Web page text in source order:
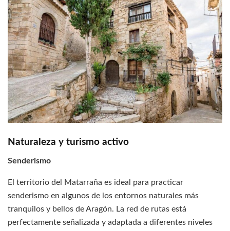
Naturaleza y turismo activo
Senderismo
El territorio del Matarraña es ideal para practicar
senderismo en algunos de los entornos naturales más
tranquilos y bellos de Aragón. La red de rutas está
perfectamente señalizada y adaptada a diferentes niveles